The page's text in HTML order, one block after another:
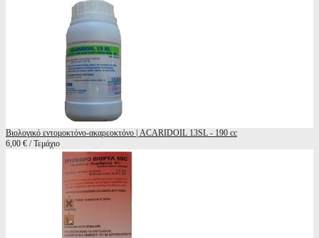
Βιολογικό εντομοκτόνο-ακαρεοκτόνο | ACARIDOIL 13SL - 190 cc
6,00 € / Τεμάχιο